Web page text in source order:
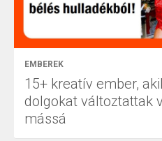
EMBEREK
15+ kreatív ember,
dolgokat változtattak
mássá